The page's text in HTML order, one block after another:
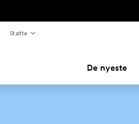
Støtte
De nyeste